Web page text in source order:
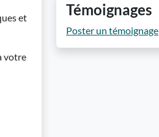
et
votre
Témoignages
Poster un témoignage